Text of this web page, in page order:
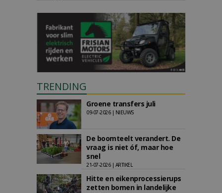
TRENDING
Groene transfers juli
09-07-2026 | NIEUWS
De boomteelt verandert. De
vraag is niet óf, maar hoe
snel
21-07-2026 | ARTIKEL
Hitte en eikenprocessierups
zetten bomen in landelijke